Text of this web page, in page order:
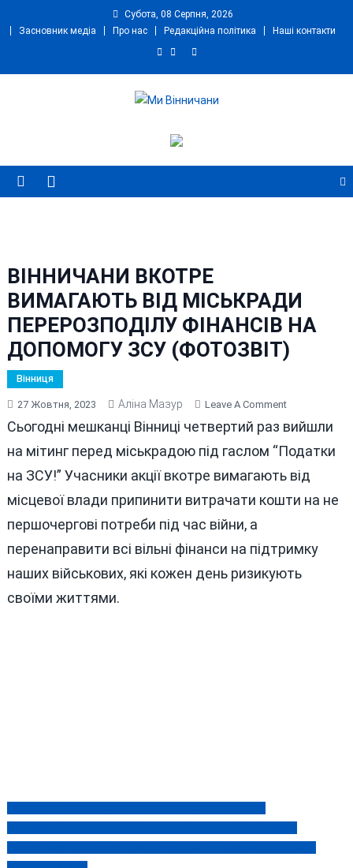
Субота, 08 Серпня, 2026
Засновник медіа
Про нас Редакційна політика Наші контакти
ВІННИЧАНИ ВКОТРЕ
ВИМАГАЮТЬ ВІД МІСЬКРАДИ
ПЕРЕРОЗПОДІЛУ ФІНАНСІВ НА
ДОПОМОГУ ЗСУ (ФОТОЗВІТ)
Вінниця
27 Жовтня, 2023 Аліна Мазур Leave A CommentOn
ВІННИЧАНИ
ВИМАГАЮТЬ
ВІД
НА
Сьогодні мешканці Вінниці четвертий раз вийшли
на мітинг перед міськрадою під гаслом “Податки
на ЗСУ!” Учасники акції вкотре вимагають від
місцевої влади припинити витрачати кошти на не
першочергові потреби під час війни, а
перенаправити всі вільні фінанси на підтримку
наших військових, які кожен день ризикують
своїми життями.
Навігація
записів